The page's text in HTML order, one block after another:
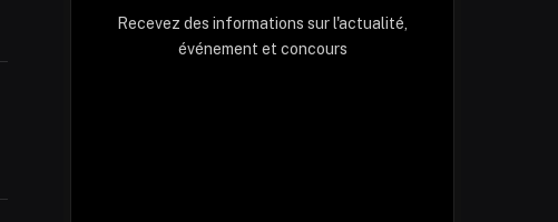
Recevez des informations sur l'actualité,
événement et concours